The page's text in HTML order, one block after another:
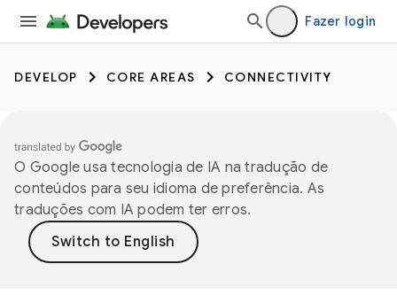
Fazer login
DEVELOP CORE AREAS CONNECTIVITY
O Google usa tecnologia de IA na tradução de
conteúdos para seu idioma de preferência. As
traduções com IA podem ter erros.